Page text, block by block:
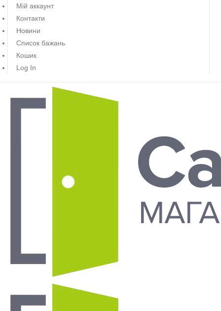
Мій аккаунт
Контакти
Новини
Список бажань
Кошик
Log In